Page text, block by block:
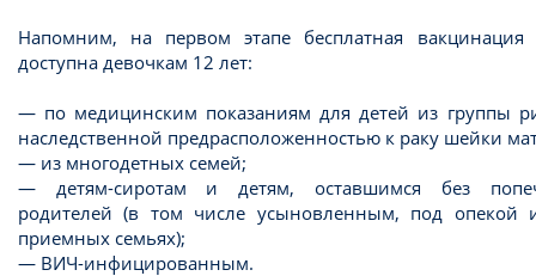
Напомним, на первом этапе бесплатная вакцинация
доступна девочкам 12 лет:
— по медицинским показаниям для детей из группы
наследственной предрасположенностью к раку шейки
— из многодетных семей;
— детям-сиротам и детям, оставшимся без
родителей (в том числе усыновленным, под опекой
приемных семьях);
— ВИЧ-инфицированным.